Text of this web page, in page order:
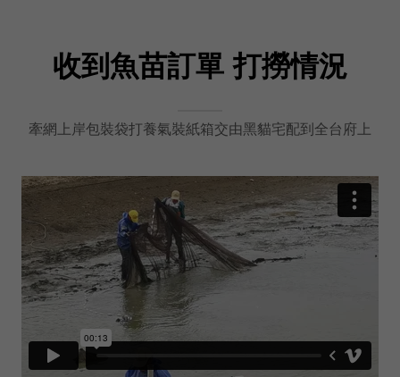
收到魚苗訂單 打撈情況
牽網上岸包裝袋打養氣裝紙箱交由黑貓宅配到全台府上